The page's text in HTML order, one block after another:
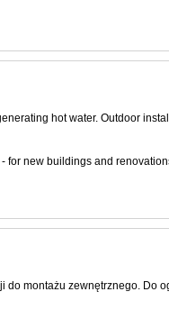
hot water. Outdoor
for new buildings and
montażu zewnętrznego. Do